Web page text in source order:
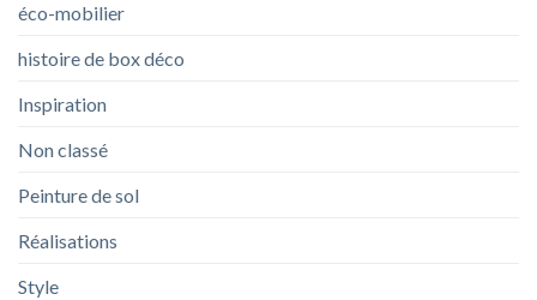
éco-mobilier
histoire de box déco
Inspiration
Non classé
Peinture de sol
Réalisations
Style